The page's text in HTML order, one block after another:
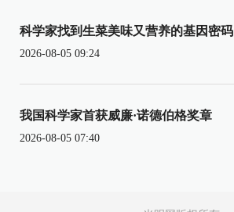
科学家找到生菜美味又营养的基因密码
2026-08-05 09:24
我国科学家首获威廉·诺德伯格奖章
2026-08-05 07:40